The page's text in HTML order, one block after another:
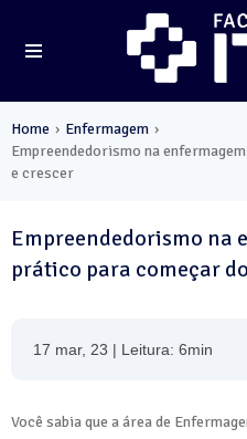
Home › Enfermagem ›
Empreendedorismo na
e crescer
Empreendedorismo na
prático para começar
17 mar, 23 | Leitura: 6min
Você sabia que a área de